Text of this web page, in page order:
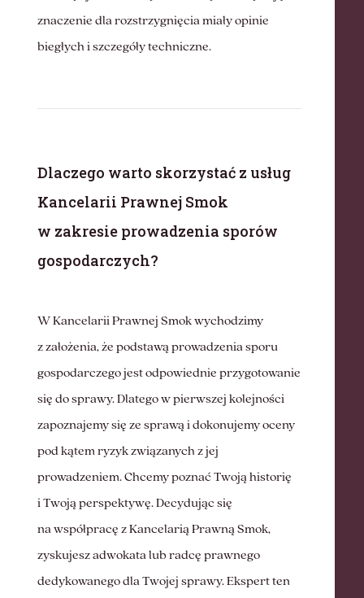
znaczenie dla rozstrzygnięcia miały opinie
biegłych i szczegóły techniczne.
Dlaczego warto skorzystać z usług
Kancelarii Prawnej Smok
w zakresie prowadzenia sporów
gospodarczych?
W Kancelarii Prawnej Smok wychodzimy
z założenia, że podstawą prowadzenia sporu
gospodarczego jest odpowiednie przygotowanie
się do sprawy. Dlatego w pierwszej kolejności
zapoznajemy się ze sprawą i dokonujemy oceny
pod kątem ryzyk związanych z jej
prowadzeniem. Chcemy poznać Twoją historię
i Twoją perspektywę. Decydując się
na współpracę z Kancelarią Prawną Smok,
zyskujesz adwokata lub radcę prawnego
dedykowanego dla Twojej sprawy. Ekspert ten